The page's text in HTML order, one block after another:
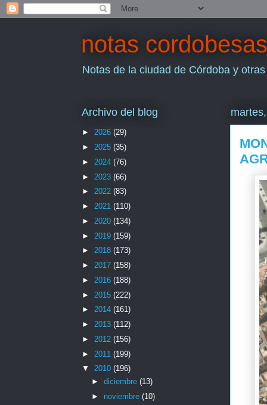
notas cordobesas
Notas de la ciudad de Córdoba y
Archivo del blog
► 2026 (29)
► 2025 (35)
► 2024 (76)
► 2023 (66)
► 2022 (83)
► 2021 (110)
► 2020 (134)
► 2019 (159)
► 2018 (173)
► 2017 (158)
► 2016 (188)
► 2015 (222)
► 2014 (161)
► 2013 (112)
► 2012 (156)
► 2011 (199)
▼ 2010 (196)
► diciembre (13)
► noviembre (10)